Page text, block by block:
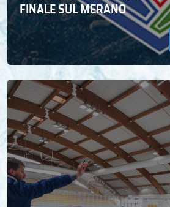
FINALE SUL MERANO